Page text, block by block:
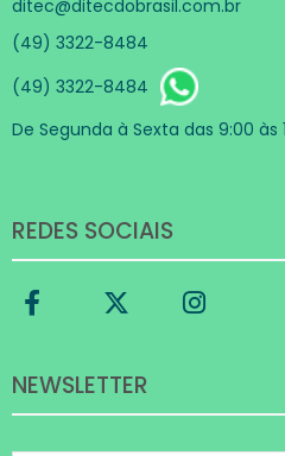
ditec@ditecdobrasil.com.br
(49) 3322-8484
(49) 3322-8484
De Segunda à Sexta das 9:00 às
REDES SOCIAIS
NEWSLETTER